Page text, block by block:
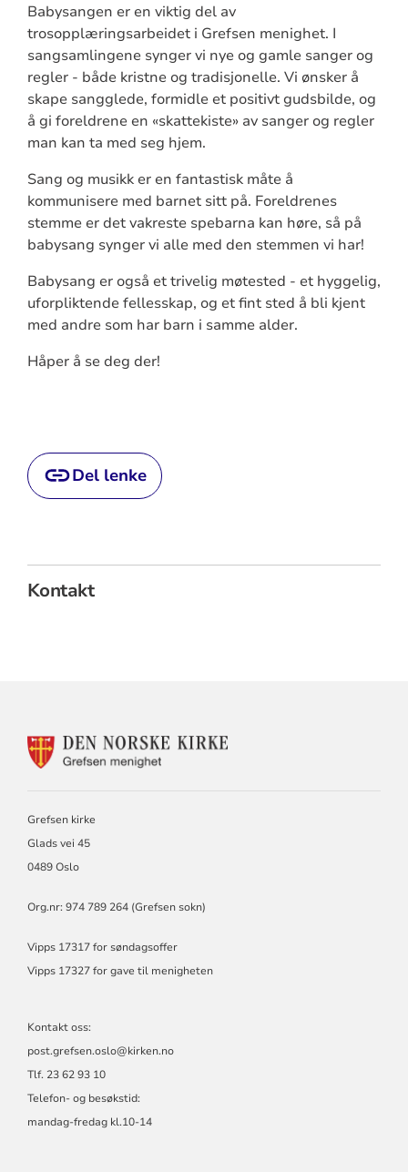
Babysangen er en viktig del av
trosopplæringsarbeidet i Grefsen menighet. I
sangsamlingene synger vi nye og gamle sanger og
regler - både kristne og tradisjonelle. Vi ønsker å
skape sangglede, formidle et positivt gudsbilde, og
å gi foreldrene en «skattekiste» av sanger og regler
man kan ta med seg hjem.
Sang og musikk er en fantastisk måte å
kommunisere med barnet sitt på. Foreldrenes
stemme er det vakreste spebarna kan høre, så på
babysang synger vi alle med den stemmen vi har!
Babysang er også et trivelig møtested - et hyggelig,
uforpliktende fellesskap, og et fint sted å bli kjent
med andre som har barn i samme alder.
Håper å se deg der!
Del lenke
Kontakt
KONTAKTINFORMASJON
Grefsen kirke
Glads vei 45
0489 Oslo
Org.nr: 974 789 264 (Grefsen sokn)
Vipps 17317 for søndagsoffer
Vipps 17327 for gave til menigheten
Kontakt oss:
post.grefsen.oslo@kirken.no
Tlf. 23 62 93 10
Telefon- og besøkstid:
mandag-fredag kl.10-14